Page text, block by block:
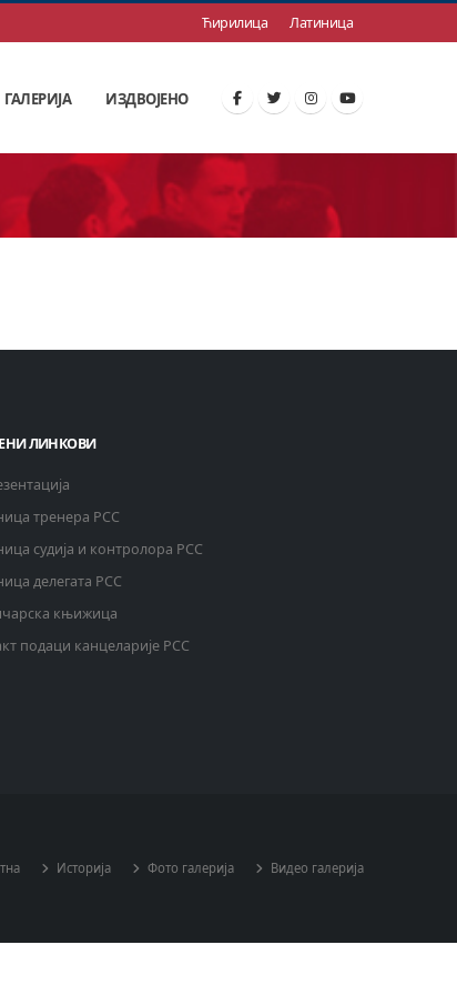
Ћирилица Латиница
ГАЛЕРИЈА ИЗДВОЈЕНО
ЛИНКОВИ
тренера РСС
судија и контролора РСС
делегата РСС
књижица
подаци канцеларије РСС
Историја Фото галерија Видео галерија